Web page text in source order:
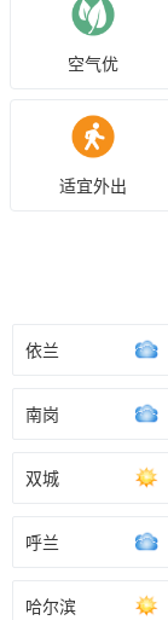
空气优
适宜外出
依兰
南岗
双城
呼兰
哈尔滨